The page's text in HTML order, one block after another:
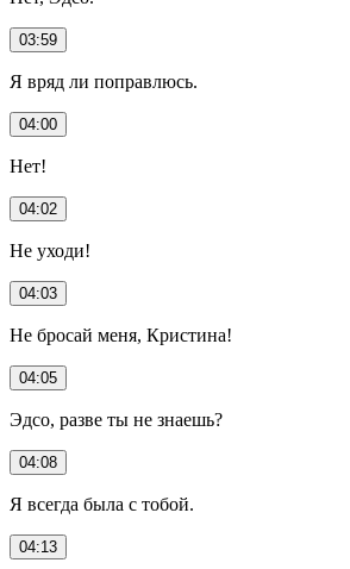
03:59
Я вряд ли поправлюсь.
04:00
Нет!
04:02
Не уходи!
04:03
Не бросай меня, Кристина!
04:05
Эдсо, разве ты не знаешь?
04:08
Я всегда была с тобой.
04:13